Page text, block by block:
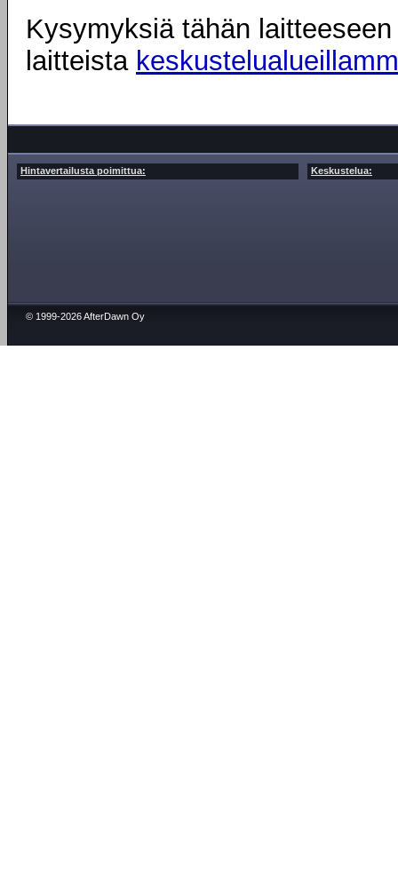
Kysymyksiä tähän
laitteista
Hintavertailusta poimittua: Keskustelua:
© 1999-2026 AfterDawn Oy